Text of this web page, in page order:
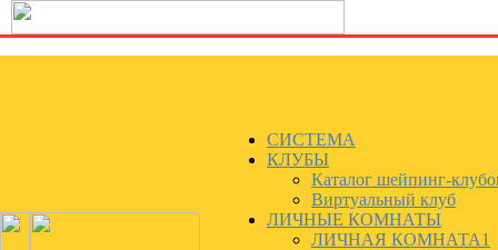
СИСТЕМА
КЛУБЫ
Каталог шейпинг-
Виртуальный клуб
ЛИЧНЫЕ КОМНАТЫ
ЛИЧНАЯ КОМНАТА1